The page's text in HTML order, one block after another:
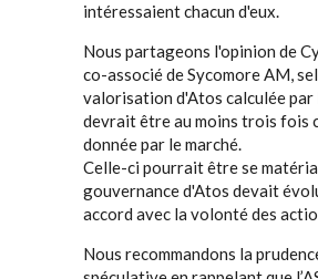
intéressaient chacun d'eux.
Nous partageons l'opinion de
co-associé de Sycomore AM,
valorisation d'Atos calculée par
devrait être au moins trois fois
donnée par le marché.
Celle-ci pourrait être se
gouvernance d'Atos devait
accord avec la volonté des
Nous recommandons la